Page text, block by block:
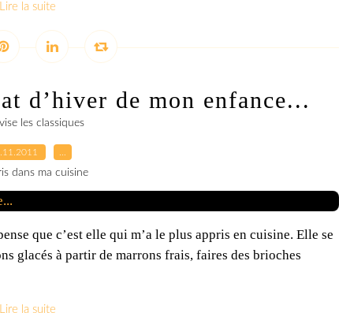
Lire la suite
d’hiver de mon enfance...
les classiques
dans ma cuisine
que c’est elle qui m’a le plus appris en cuisine. Elle se
glacés à partir de marrons frais, faires des brioches
Lire la suite